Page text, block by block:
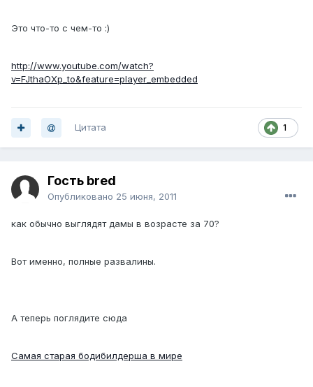
Это что-то с чем-то :)
http://www.youtube.com/watch?
v=FJthaOXp_to&feature=player_embedded
1
Цитата
Гость bred
Опубликовано 25 июня, 2011
как обычно выглядят дамы в возрасте за 70?
Вот именно, полные развалины.
А теперь поглядите сюда
Самая старая бодибилдерша в мире